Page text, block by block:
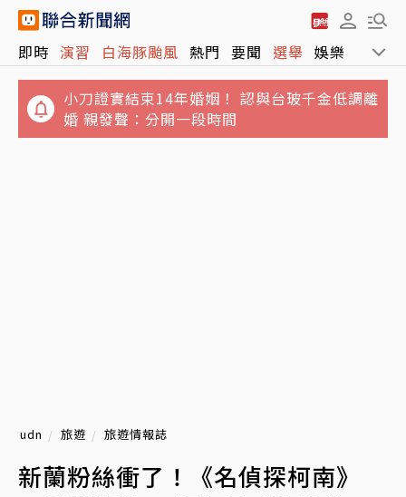
即時 演習 白海豚颱風 熱門 要聞 選舉 娛樂 運動
小刀證實結束14年婚姻！ 認與台玻千金低調離
婚 親發聲：分開一段時間
udn 旅遊 旅遊情報誌
新蘭粉絲衝了！《名偵探柯南》